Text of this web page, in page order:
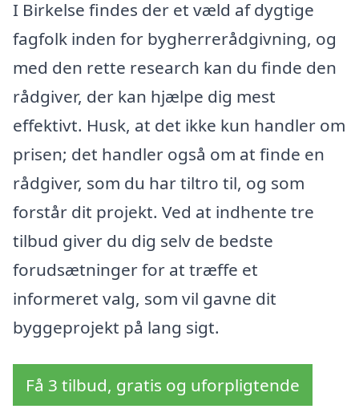
I Birkelse findes der et væld af dygtige
fagfolk inden for bygherrerådgivning, og
med den rette research kan du finde den
rådgiver, der kan hjælpe dig mest
effektivt. Husk, at det ikke kun handler om
prisen; det handler også om at finde en
rådgiver, som du har tiltro til, og som
forstår dit projekt. Ved at indhente tre
tilbud giver du dig selv de bedste
forudsætninger for at træffe et
informeret valg, som vil gavne dit
byggeprojekt på lang sigt.
Få 3 tilbud, gratis og uforpligtende